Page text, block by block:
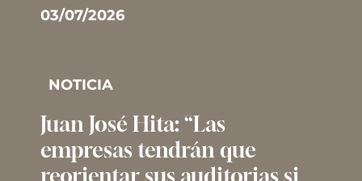
03/07/2026
NOTICIA
Juan José Hita: “Las
empresas tendrán que
reorientar sus auditorias si